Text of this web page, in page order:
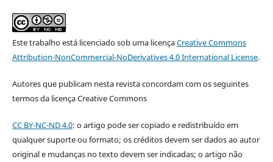
Este trabalho está licenciado sob uma licençaCreative Commons
Attribution-NonCommercial-NoDerivatives 4.0 International License.
Autores que publicam nesta revista concordam com os seguintes
termos da licença Creative Commons
CC BY-NC-ND 4.0: o artigo pode ser copiado e redistribuído em
qualquer suporte ou formato; os créditos devem ser dados ao autor
original e mudanças no texto devem ser indicadas; o artigo não